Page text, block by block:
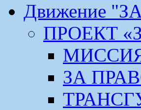
Движение
ПРОЕКТ
ЗА